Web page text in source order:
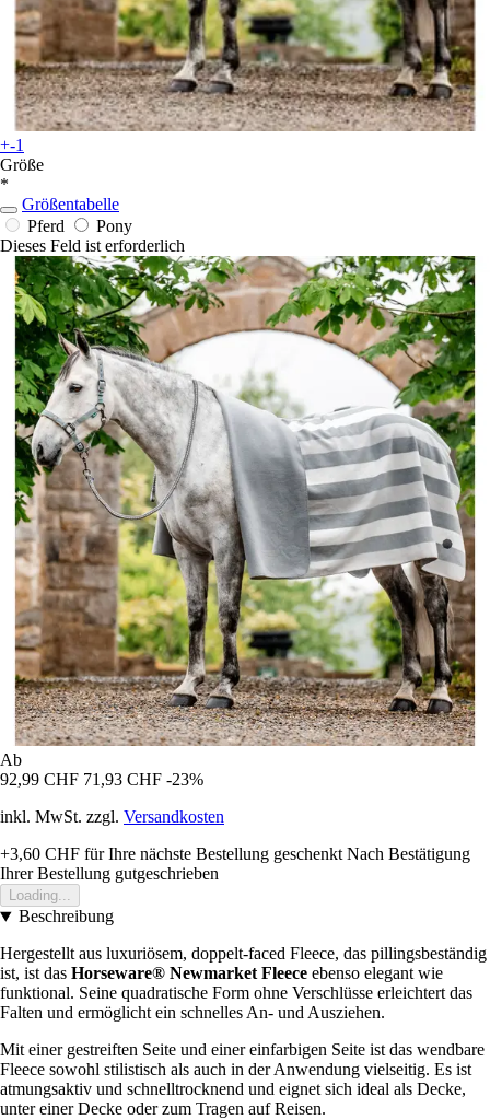
+-1
Größe
*
Größentabelle
Pferd
Pony
Dieses Feld ist erforderlich
Ab
92,99 CHF 71,93 CHF -23%
inkl. MwSt. zzgl. Versandkosten
+3,60 CHF für Ihre nächste Bestellung geschenkt Nach Bestätigung
Ihrer Bestellung gutgeschrieben
Loading...
Beschreibung
Hergestellt aus luxuriösem, doppelt-faced Fleece, das pillingsbeständig
ist, ist das Horseware® Newmarket Fleece ebenso elegant wie
funktional. Seine quadratische Form ohne Verschlüsse erleichtert das
Falten und ermöglicht ein schnelles An- und Ausziehen.
Mit einer gestreiften Seite und einer einfarbigen Seite ist das wendbare
Fleece sowohl stilistisch als auch in der Anwendung vielseitig. Es ist
atmungsaktiv und schnelltrocknend und eignet sich ideal als Decke,
unter einer Decke oder zum Tragen auf Reisen.